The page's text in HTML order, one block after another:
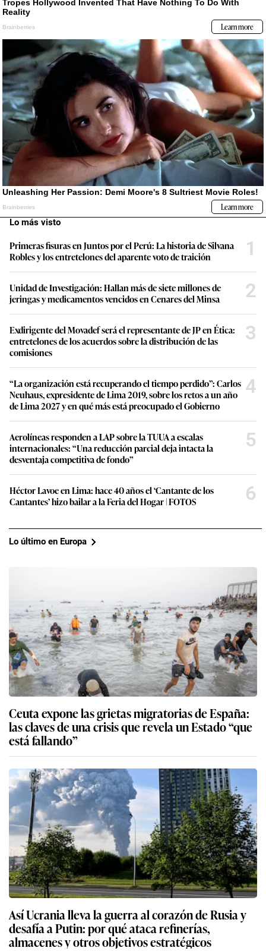
Lo más visto
Primeras fisuras en Juntos por el Perú: La historia de Silvana
Robles y los entretelones del aparente voto de traición
1
Unidad de Investigación: Hallan más de siete millones de
jeringas y medicamentos vencidos en Cenares del Minsa
2
Exdirigente del Movadef será el representante de JP en Ética:
entretelones de los acuerdos sobre la distribución de las
comisiones
3
“La organización está recuperando el tiempo perdido”: Carlos
Neuhaus, expresidente de Lima 2019, sobre los retos a un año
de Lima 2027 y en qué más está preocupado el Gobierno
4
Aerolíneas responden a LAP sobre la TUUA a escalas
internacionales: “Una reducción parcial deja intacta la
desventaja competitiva de fondo”
5
Héctor Lavoe en Lima: hace 40 años el ‘Cantante de los
Cantantes’ hizo bailar a la Feria del Hogar | FOTOS
6
Lo último en Europa
Ceuta expone las grietas migratorias de España:
las claves de una crisis que revela un Estado “que
está fallando”
Así Ucrania lleva la guerra al corazón de Rusia y
desafía a Putin: por qué ataca refinerías,
almacenes y otros objetivos estratégicos